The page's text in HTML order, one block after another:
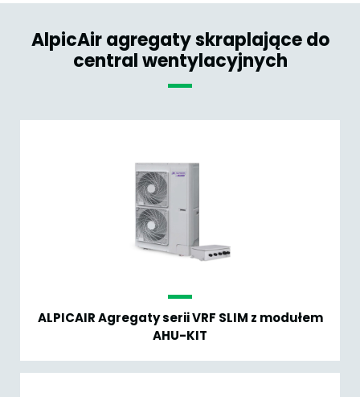
AlpicAir agregaty skraplające do
central wentylacyjnych
ALPICAIR Agregaty serii VRF SLIM z modułem
AHU-KIT